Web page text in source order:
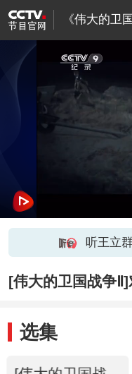
《伟大的卫
听王立
[伟大的卫国战争
选集